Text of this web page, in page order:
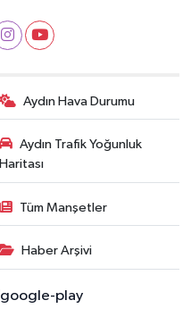
Aydın Hava Durumu
Aydın Trafik Yoğunluk
Haritası
Tüm Manşetler
Haber Arşivi